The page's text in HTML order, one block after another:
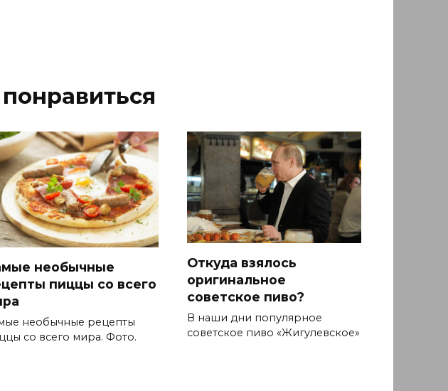
необычные
пиццы со всего
необычные рецепты
со всего мира. Фото.
Откуда взялось
оригинальное
советское пиво?
В наши дни популярное
советское пиво «Жигулевское»